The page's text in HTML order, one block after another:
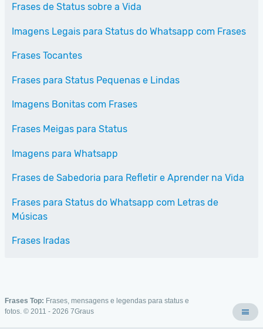
Frases de Status sobre a Vida
Imagens Legais para Status do Whatsapp com Frases
Frases Tocantes
Frases para Status Pequenas e Lindas
Imagens Bonitas com Frases
Frases Meigas para Status
Imagens para Whatsapp
Frases de Sabedoria para Refletir e Aprender na Vida
Frases para Status do Whatsapp com Letras de
Músicas
Frases Iradas
Frases Top: Frases, mensagens e legendas para status e
fotos. © 2011 - 2026 7Graus